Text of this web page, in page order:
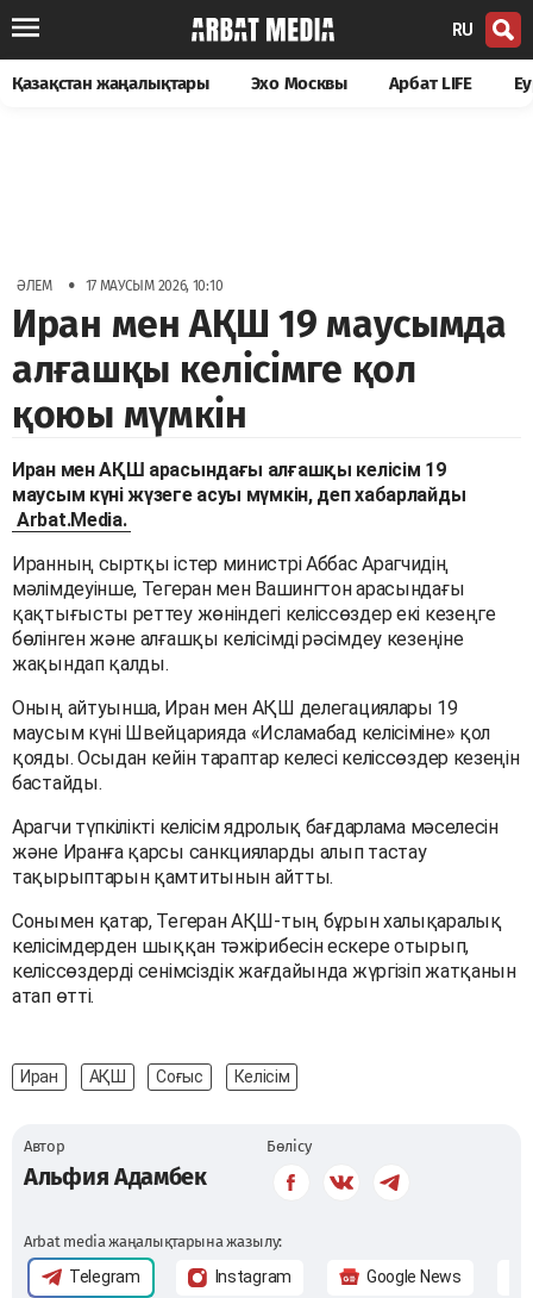
RU
Қазақстан жаңалықтары Эхо Москвы Арбат LIFE
ӘЛЕМ • 17 МАУСЫМ 2026, 10:10
Иран мен АҚШ 19 маусымда
алғашқы келісімге қол
қоюы мүмкін
Иран мен АҚШ арасындағы алғашқы келісім 19
маусым күні жүзеге асуы мүмкін, деп хабарлайды
Arbat.Media.
Иранның сыртқы істер министрі Аббас Арагчидің
мәлімдеуінше, Тегеран мен Вашингтон арасындағы
қақтығысты реттеу жөніндегі келіссөздер екі кезеңге
бөлінген және алғашқы келісімді рәсімдеу кезеңіне
жақындап қалды.
Оның айтуынша, Иран мен АҚШ делегациялары 19
маусым күні Швейцарияда «Исламабад келісіміне» қол
қояды. Осыдан кейін тараптар келесі келіссөздер кезеңін
бастайды.
Арагчи түпкілікті келісім ядролық бағдарлама мәселесін
және Иранға қарсы санкцияларды алып тастау
тақырыптарын қамтитынын айтты.
Сонымен қатар, Тегеран АҚШ-тың бұрын халықаралық
келісімдерден шыққан тәжірибесін ескере отырып,
келіссөздерді сенімсіздік жағдайында жүргізіп жатқанын
атап өтті.
Иран АҚШ Соғыс Келісім
Автор
Альфия Адамбек
Бөлісу
Arbat media жаңалықтарына жазылу:
Telegram Instagram Google News